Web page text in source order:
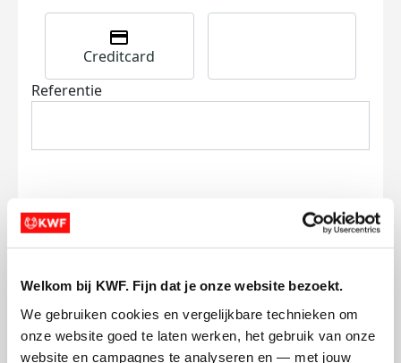
Welkom bij KWF. Fijn dat je onze website bezoekt.
We gebruiken cookies en vergelijkbare technieken om
onze website goed te laten werken, het gebruik van onze
website en campagnes te analyseren en — met jouw
Creditcard
Referentie
en betaal €0.75 extra.
Doneer nu